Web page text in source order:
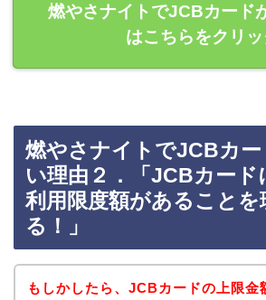
燃やさナイトでJCBカード
はこちらをクリッ
燃やさナイトでJCBカ
い理由２．「JCBカード
利用限度額があることを
る！」
もしかしたら、JCBカードの上限金